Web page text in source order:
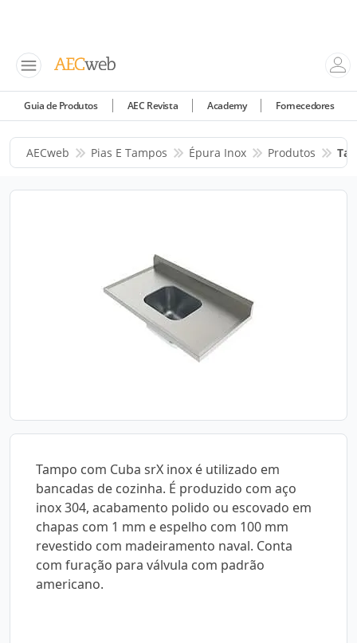
Guia de Produtos AEC Revista Academy Fornecedores
AECweb Pias E Tampos Épura Inox Produtos
Tampo com Cuba srX inox é utilizado em
bancadas de cozinha. É produzido com aço
inox 304, acabamento polido ou escovado em
chapas com 1 mm e espelho com 100 mm
revestido com madeiramento naval. Conta
com furação para válvula com padrão
americano.